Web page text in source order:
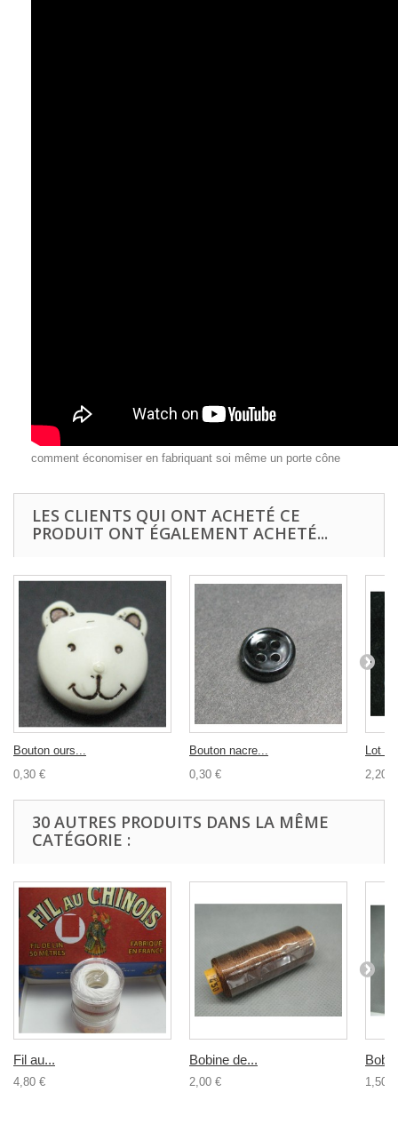
comment économiser en fabriquant soi même un porte cône
LES CLIENTS QUI ONT ACHETÉ CE
PRODUIT ONT ÉGALEMENT ACHETÉ...
Bouton ours...
0,30 €
Bouton nacre...
0,30 €
Lot
2,20 €
30 AUTRES PRODUITS DANS LA MÊME
CATÉGORIE :
Fil au...
4,80 €
Bobine de...
2,00 € 1,50 €